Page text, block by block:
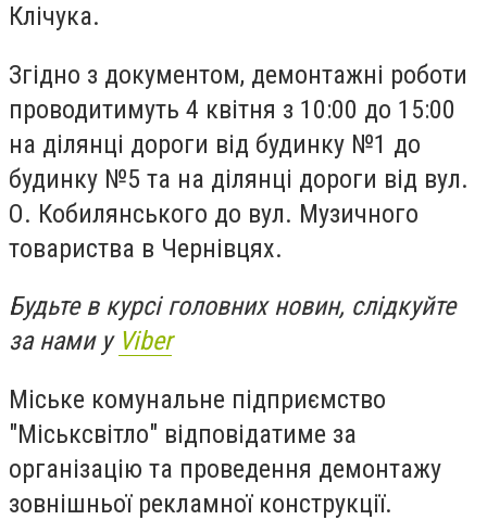
Клічука.
Згідно з документом, демонтажні роботи
проводитимуть 4 квітня з 10:00 до 15:00
на ділянці дороги від будинку №1 до
будинку №5 та на ділянці дороги від вул.
О. Кобилянського до вул. Музичного
товариства в Чернівцях.
Будьте в курсі головних новин, слідкуйте
за нами у Viber
Міське комунальне підприємство
"Міськсвітло" відповідатиме за
організацію та проведення демонтажу
зовнішньої рекламної конструкції.